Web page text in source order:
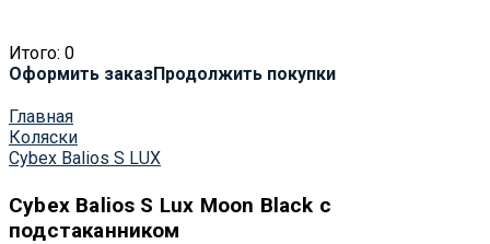
Итого: 0
Оформить заказПродолжить покупки
Главная
Коляски
Cybex Balios S LUX
Cybex Balios S Lux Moon Black с
подстаканником